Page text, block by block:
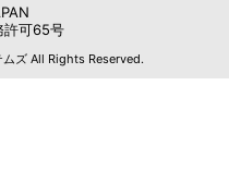
許可65号
ズ All Rights Reserved.